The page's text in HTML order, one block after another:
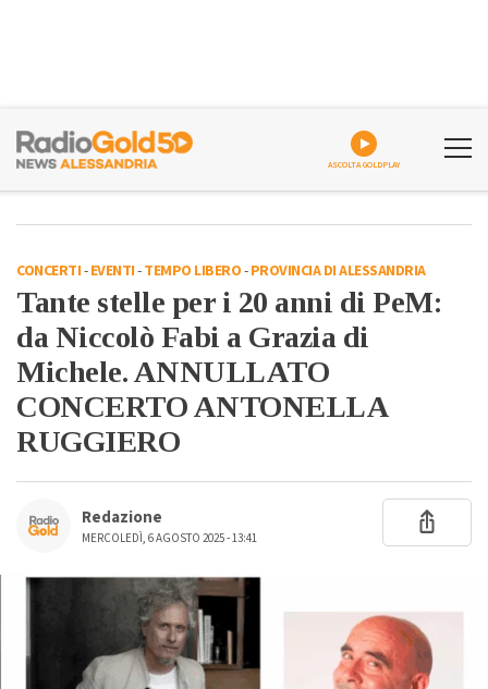
ASCOLTA GOLDPLAY
CONCERTI-EVENTI-TEMPO LIBERO-PROVINCIA DI ALESSANDRIA
Tante stelle per i 20 anni di PeM:
da Niccolò Fabi a Grazia di
Michele. ANNULLATO
CONCERTO ANTONELLA
RUGGIERO
Redazione
MERCOLEDÌ, 6 AGOSTO 2025 - 13:41